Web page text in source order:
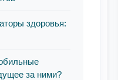
здоровья:
за ними?